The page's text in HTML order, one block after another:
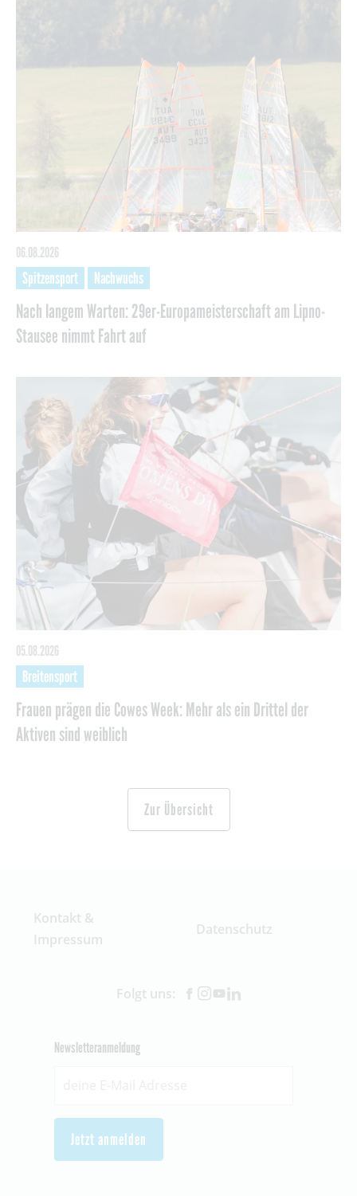
Nach langem Warten: 29er-Europameisterschaft am Lipno-
Stausee nimmt Fahrt auf
Spitzensport Nachwuchs
06.08.2026
Frauen prägen die Cowes Week: Mehr als ein Drittel der
Aktiven sind weiblich
Breitensport
05.08.2026
Zur Übersicht
Kontakt &
Impressum
Datenschutz
Folgt uns:
Newsletteranmeldung